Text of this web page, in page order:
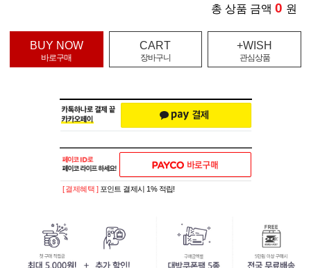
총 상품 금액 0 원
BUY NOW
바로구매
CART
장바구니
+WISH
관심상품
[ 결제혜택 ] 포인트 결제시 1% 적립!